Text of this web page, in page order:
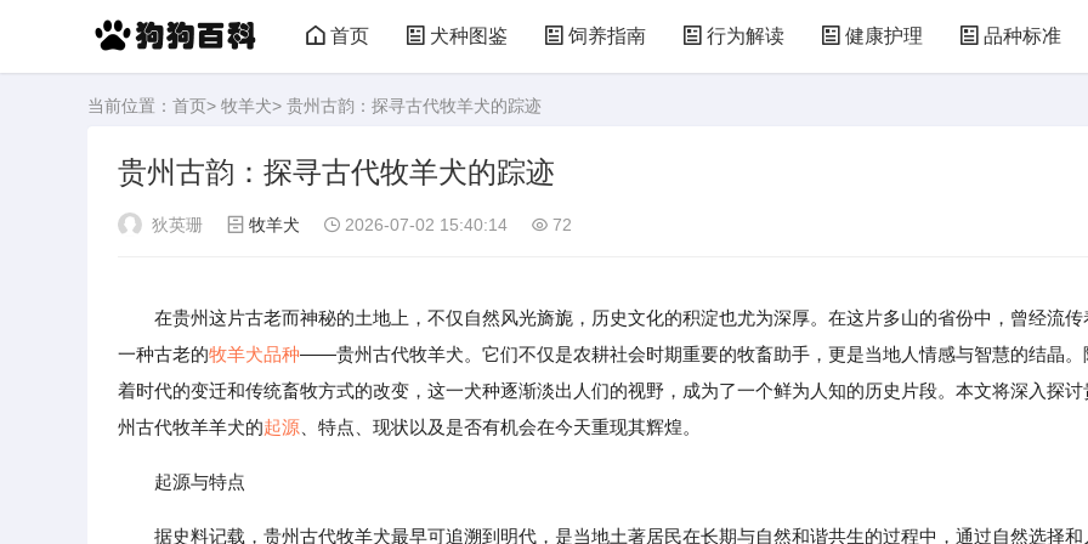
首页 犬种图鉴 饲养指南 行为解读 健康护理 品种标准
当前位置： 首页> 牧羊犬> 贵州古韵：探寻古代牧羊犬的踪迹
贵州古韵：探寻古代牧羊犬的踪迹
狄英珊 牧羊犬 2026-07-02 15:40:14 72
在贵州这片古老而神秘的土地上，不仅自然风光旖旎，历史文化的积淀也尤为深厚。在这片多山的省份中，曾经流传
一种古老的牧羊犬品种——贵州古代牧羊犬。它们不仅是农耕社会时期重要的牧畜助手，更是当地人情感与智慧的结晶。
着时代的变迁和传统畜牧方式的改变，这一犬种逐渐淡出人们的视野，成为了一个鲜为人知的历史片段。本文将深入探讨
州古代牧羊羊犬的起源 、特点、现状以及是否有机会在今天重现其辉煌。
起源与特点
据史料记载，贵州古代牧羊犬最早可追溯到明代，是当地土著居民在长期与自然和谐共生的过程中，通过自然选择和